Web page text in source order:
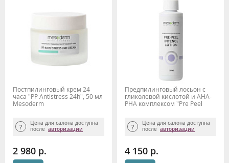
Постпилинговый крем 24
часа "PP Antistress 24h", 50 мл
Mesoderm
Цена для салона доступна
после авторизации
2 980 р.
Предпилинговый лосьон с
гликолевой кислотой и АНА-
РНА комплексом "Pre Peel
Цена для салона доступна
после авторизации
4 150 р.